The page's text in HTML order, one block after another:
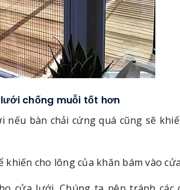
chống muỗi tốt hơn
nếu bàn chải cứng quá cũng sẽ
cho lông của khăn bám vào